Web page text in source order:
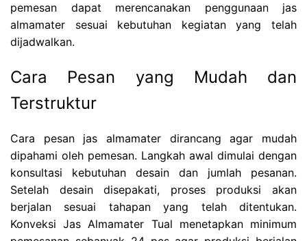
pemesan dapat merencanakan penggunaan jas
almamater sesuai kebutuhan kegiatan yang telah
dijadwalkan.
Cara Pesan yang Mudah dan
Terstruktur
Cara pesan jas almamater dirancang agar mudah
dipahami oleh pemesan. Langkah awal dimulai dengan
konsultasi kebutuhan desain dan jumlah pesanan.
Setelah desain disepakati, proses produksi akan
berjalan sesuai tahapan yang telah ditentukan.
Konveksi Jas Almamater Tual menetapkan minimum